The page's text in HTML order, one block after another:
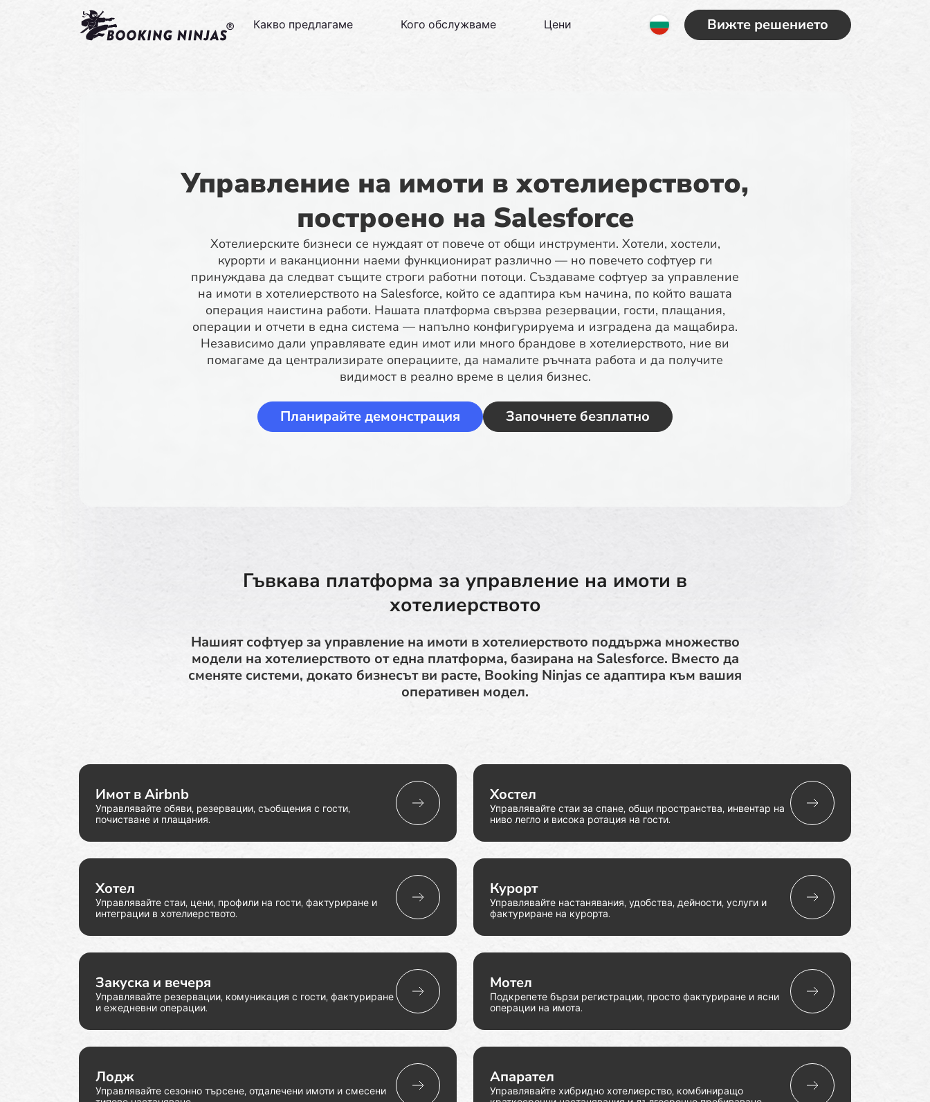
Вижте решението
Какво предлагаме Кого обслужваме Цени
Управление на имоти в хотелиерството,
построено на Salesforce
Хотелиерските бизнеси се нуждаят от повече от общи инструменти. Хотели, хостели,
курорти и ваканционни наеми функционират различно — но повечето софтуер ги
принуждава да следват същите строги работни потоци. Създаваме софтуер за управление
на имоти в хотелиерството на Salesforce, който се адаптира към начина, по който вашата
операция наистина работи. Нашата платформа свързва резервации, гости, плащания,
операции и отчети в една система — напълно конфигурируема и изградена да мащабира.
Независимо дали управлявате един имот или много брандове в хотелиерството, ние ви
помагаме да централизирате операциите, да намалите ръчната работа и да получите
видимост в реално време в целия бизнес.
Планирайте демонстрация Започнете безплатно
Гъвкава платформа за управление на имоти в
хотелиерството
Нашият софтуер за управление на имоти в хотелиерството поддържа множество
модели на хотелиерството от една платформа, базирана на Salesforce. Вместо да
сменяте системи, докато бизнесът ви расте, Booking Ninjas се адаптира към вашия
оперативен модел.
Имот в Airbnb
Управлявайте обяви, резервации, съобщения с гости,
почистване и плащания.
Хостел
Управлявайте стаи за спане, общи пространства, инвентар на
ниво легло и висока ротация на гости.
Хотел
Управлявайте стаи, цени, профили на гости, фактуриране и
интеграции в хотелиерството.
Курорт
Управлявайте настанявания, удобства, дейности, услуги и
фактуриране на курорта.
Закуска и вечеря
Управлявайте резервации, комуникация с гости, фактуриране
и ежедневни операции.
Мотел
Подкрепете бързи регистрации, просто фактуриране и ясни
операции на имота.
Лодж
Управлявайте сезонно търсене, отдалечени имоти и смесени
Апарател
Управлявайте хибридно хотелиерство, комбиниращо